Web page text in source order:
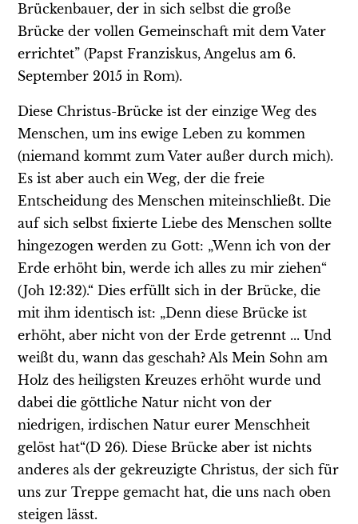
Brückenbauer, der in sich selbst die große
Brücke der vollen Gemeinschaft mit dem Vater
errichtet” (Papst Franziskus, Angelus am 6.
September 2015 in Rom).
Diese Christus-Brücke ist der einzige Weg des
Menschen, um ins ewige Leben zu kommen
(niemand kommt zum Vater außer durch mich).
Es ist aber auch ein Weg, der die freie
Entscheidung des Menschen miteinschließt. Die
auf sich selbst fixierte Liebe des Menschen sollte
hingezogen werden zu Gott: „Wenn ich von der
Erde erhöht bin, werde ich alles zu mir ziehen“
(Joh 12:32).“ Dies erfüllt sich in der Brücke, die
mit ihm identisch ist: „Denn diese Brücke ist
erhöht, aber nicht von der Erde getrennt ... Und
weißt du, wann das geschah? Als Mein Sohn am
Holz des heiligsten Kreuzes erhöht wurde und
dabei die göttliche Natur nicht von der
niedrigen, irdischen Natur eurer Menschheit
gelöst hat“(D 26). Diese Brücke aber ist nichts
anderes als der gekreuzigte Christus, der sich für
uns zur Treppe gemacht hat, die uns nach oben
steigen lässt.